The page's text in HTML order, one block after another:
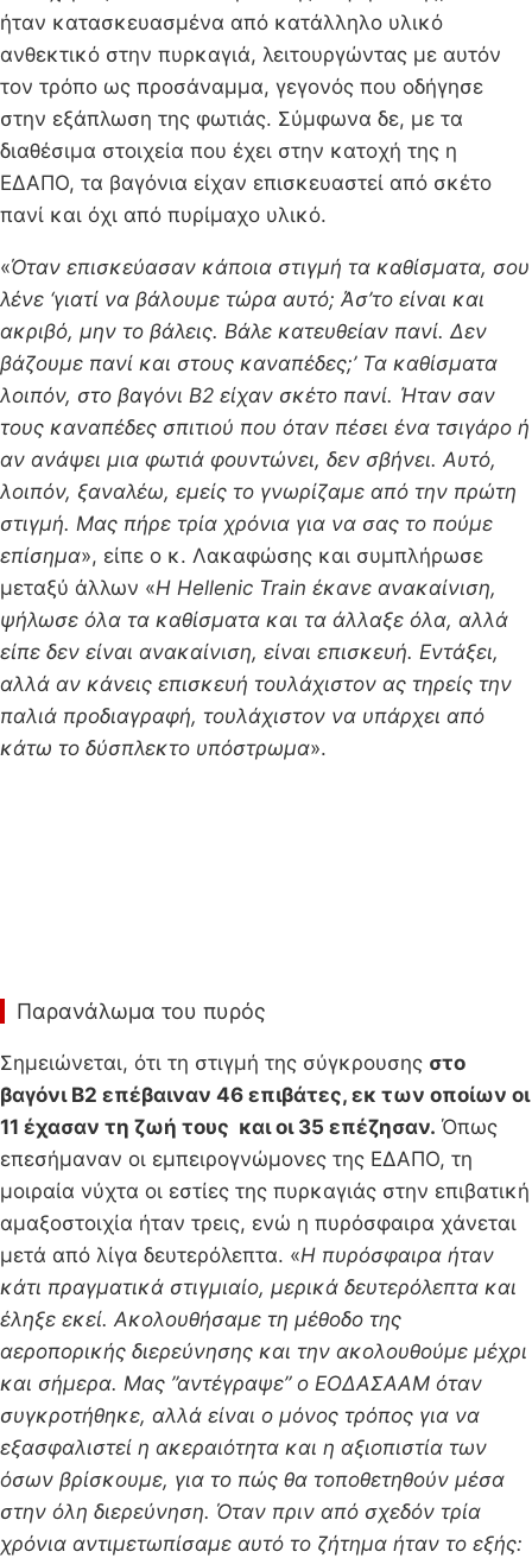
ήταν κατασκευασμένα από κατάλληλο υλικό
ανθεκτικό στην πυρκαγιά, λειτουργώντας με αυτόν
τον τρόπο ως προσάναμμα, γεγονός που οδήγησε
στην εξάπλωση της φωτιάς. Σύμφωνα δε, με τα
διαθέσιμα στοιχεία που έχει στην κατοχή της η
ΕΔΑΠΟ, τα βαγόνια είχαν επισκευαστεί από σκέτο
πανί και όχι από πυρίμαχο υλικό.
«Όταν επισκεύασαν κάποια στιγμή τα καθίσματα, σου
λένε ‘γιατί να βάλουμε τώρα αυτό; Άσ’το είναι και
ακριβό, μην το βάλεις. Βάλε κατευθείαν πανί. Δεν
βάζουμε πανί και στους καναπέδες;’ Τα καθίσματα
λοιπόν, στο βαγόνι Β2 είχαν σκέτο πανί. Ήταν σαν
τους καναπέδες σπιτιού που όταν πέσει ένα τσιγάρο ή
αν ανάψει μια φωτιά φουντώνει, δεν σβήνει. Αυτό,
λοιπόν, ξαναλέω, εμείς το γνωρίζαμε από την πρώτη
στιγμή. Μας πήρε τρία χρόνια για να σας το πούμε
επίσημα», είπε ο κ. Λακαφώσης και συμπλήρωσε
μεταξύ άλλων «Η Hellenic Train έκανε ανακαίνιση,
ψήλωσε όλα τα καθίσματα και τα άλλαξε όλα, αλλά
είπε δεν είναι ανακαίνιση, είναι επισκευή. Εντάξει,
αλλά αν κάνεις επισκευή τουλάχιστον ας τηρείς την
παλιά προδιαγραφή, τουλάχιστον να υπάρχει από
κάτω το δύσπλεκτο υπόστρωμα».
Παρανάλωμα του πυρός
Σημειώνεται, ότι τη στιγμή της σύγκρουσης στο
βαγόνι Β2 επέβαιναν 46 επιβάτες, εκ των οποίων οι
11 έχασαν τη ζωή τους και οι 35 επέζησαν. Όπως
επεσήμαναν οι εμπειρογνώμονες της ΕΔΑΠΟ, τη
μοιραία νύχτα οι εστίες της πυρκαγιάς στην επιβατική
αμαξοστοιχία ήταν τρεις, ενώ η πυρόσφαιρα χάνεται
μετά από λίγα δευτερόλεπτα. «Η πυρόσφαιρα ήταν
κάτι πραγματικά στιγμιαίο, μερικά δευτερόλεπτα και
έληξε εκεί. Ακολουθήσαμε τη μέθοδο της
αεροπορικής διερεύνησης και την ακολουθούμε μέχρι
και σήμερα. Μας ”αντέγραψε” ο ΕΟΔΑΣΑΑΜ όταν
συγκροτήθηκε, αλλά είναι ο μόνος τρόπος για να
εξασφαλιστεί η ακεραιότητα και η αξιοπιστία των
όσων βρίσκουμε, για το πώς θα τοποθετηθούν μέσα
στην όλη διερεύνηση. Όταν πριν από σχεδόν τρία
χρόνια αντιμετωπίσαμε αυτό το ζήτημα ήταν το εξής: